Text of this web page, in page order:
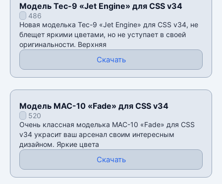
Модель Tec-9 «Jet Engine» для CSS v34
486
Новая моделька Tec-9 «Jet Engine» для CSS v34, не
блещет яркими цветами, но не уступает в своей
оригинальности. Верхняя
Скачать
Модель MAC-10 «Fade» для CSS v34
520
Очень классная моделька MAC-10 «Fade» для CSS
v34 украсит ваш арсенал своим интересным
дизайном. Яркие цвета
Скачать